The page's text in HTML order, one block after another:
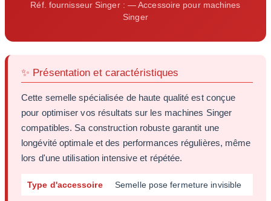
Réf. fournisseur Singer : — Accessoire pour machines
Singer
✨ Présentation et caractéristiques
Cette semelle spécialisée de haute qualité est conçue
pour optimiser vos résultats sur les machines Singer
compatibles. Sa construction robuste garantit une
longévité optimale et des performances régulières, même
lors d'une utilisation intensive et répétée.
Type d'accessoire Semelle pose fermeture invisible